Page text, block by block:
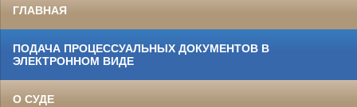
ГЛАВНАЯ
ПОДАЧА ПРОЦЕССУАЛЬНЫХ ДОКУМЕНТОВ В
ЭЛЕКТРОННОМ ВИДЕ
О СУДЕ